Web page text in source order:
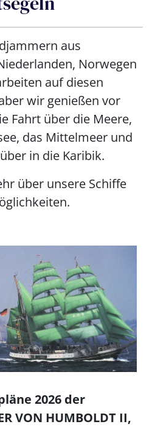
aus
Norwegen
auf diesen
wir genießen vor
Fahrt über die Meere,
das Mittelmeer und
in die Karibik.
über unsere Schiffe
2026 der
VON HUMBOLDT II,